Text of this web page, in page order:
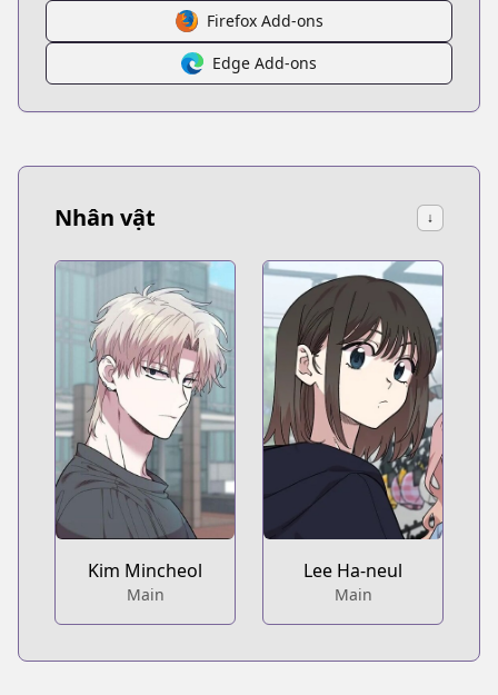
Firefox Add-ons
Edge Add-ons
Nhân vật ↓
Kim Mincheol
Main
Lee Ha-neul
Main